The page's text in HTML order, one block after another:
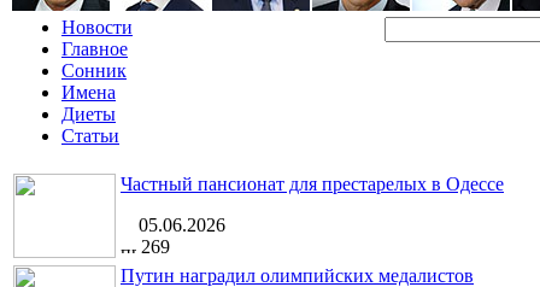
Новости
Главное
Сонник
Имена
Диеты
Статьи
Частный пансионат для престарелых в Одессе
05.06.2026
269
Путин наградил олимпийских медалистов